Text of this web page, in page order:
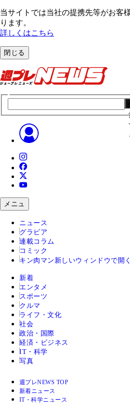
当サイトでは当社の提携先等がお客
ります。
詳しくはこちら
閉じる
メニュ
ニュース
グラビア
連載コラム
コミック
キン肉マン 新しいウィンドウで開く
新着
エンタメ
スポーツ
クルマ
ライフ・文化
社会
政治・国際
経済・ビジネス
IT・科学
写真
週プレNEWS TOP
新着ニュース
IT・科学ニュース